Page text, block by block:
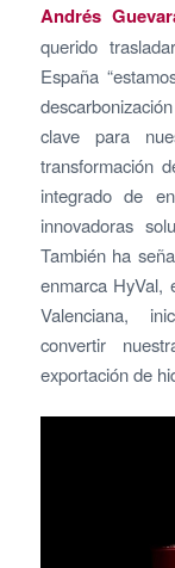
Andrés
querido
España
clave para
transformación
integrado de
innovadoras
También ha
enmarca HyVal,
Valenciana,
convertir
exportación de